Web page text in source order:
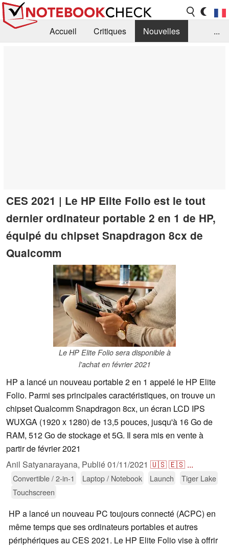
Accueil Critiques
Nouvelles
...
CES 2021 | Le HP Elite Folio est le tout
dernier ordinateur portable 2 en 1 de HP,
équipé du chipset Snapdragon 8cx de
Qualcomm
Le HP Elite Folio sera disponible à
l'achat en février 2021
HP a lancé un nouveau portable 2 en 1 appelé le HP Elite
Folio. Parmi ses principales caractéristiques, on trouve un
chipset Qualcomm Snapdragon 8cx, un écran LCD IPS
WUXGA (1920 x 1280) de 13,5 pouces, jusqu'à 16 Go de
RAM, 512 Go de stockage et 5G. Il sera mis en vente à
partir de février 2021
Anil Satyanarayana, Publié01/11/2021 🇺🇸🇪🇸 ...
Convertible / 2-in-1 Laptop / Notebook Launch
Tiger Lake
Touchscreen
HP a lancé un nouveau PC toujours connecté (ACPC) en
même temps que ses ordinateurs portables et autres
périphériques au CES 2021. Le HP Elite Folio vise à offrir